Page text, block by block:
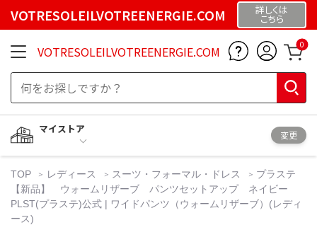
VOTRESOLEILVOTREENERGIE.COM 詳しくは
こちら
VOTRESOLEILVOTREENERGIE.COM 0
マイストア
変更
TOP レディース スーツ・フォーマル・ドレス
プラステ
【新品】 ウォームリザーブ パンツセットアップ ネイビー
PLST(プラステ)公式 | ワイドパンツ（ウォームリザーブ）(レディ
ース)